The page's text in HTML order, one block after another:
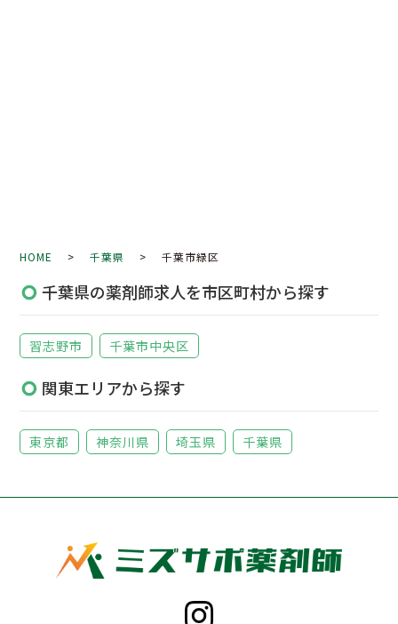
HOME >千葉県 > 千葉市緑区
千葉県の薬剤師求人を市区町村から探す
習志野市 千葉市中央区
関東エリアから探す
東京都 神奈川県 埼玉県 千葉県